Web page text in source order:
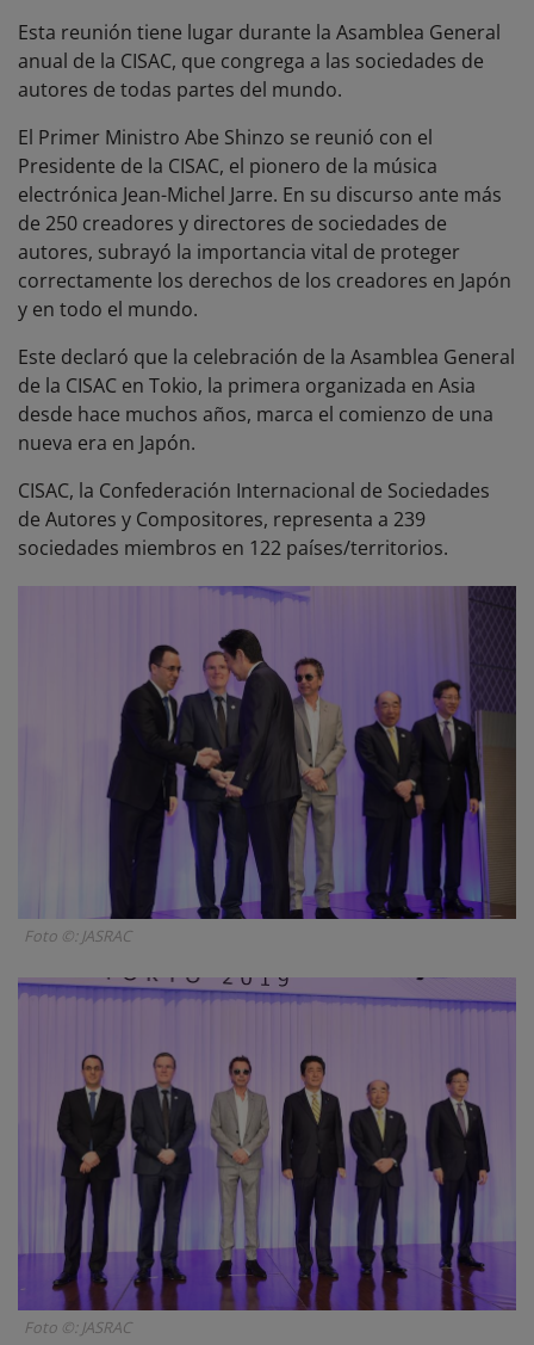
Esta reunión tiene lugar durante la Asamblea General
anual de la CISAC, que congrega a las sociedades de
autores de todas partes del mundo.
El Primer Ministro Abe Shinzo se reunió con el
Presidente de la CISAC, el pionero de la música
electrónica Jean-Michel Jarre. En su discurso ante más
de 250 creadores y directores de sociedades de
autores, subrayó la importancia vital de proteger
correctamente los derechos de los creadores en Japón
y en todo el mundo.
Este declaró que la celebración de la Asamblea General
de la CISAC en Tokio, la primera organizada en Asia
desde hace muchos años, marca el comienzo de una
nueva era en Japón.
CISAC, la Confederación Internacional de Sociedades
de Autores y Compositores, representa a 239
sociedades miembros en 122 países/territorios.
Foto ©: JASRAC
Foto ©: JASRAC